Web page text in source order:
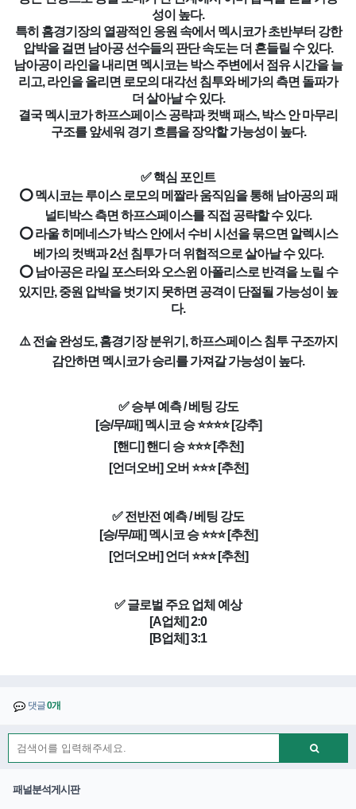
성이 높다.
특히 홈경기장의 열광적인 응원 속에서 멕시코가 초반부터 강한
압박을 걸면 남아공 선수들의 판단 속도는 더 흔들릴 수 있다.
남아공이 라인을 내리면 멕시코는 박스 주변에서 점유 시간을 늘
리고, 라인을 올리면 로모의 대각선 침투와 베가의 측면 돌파가
더 살아날 수 있다.
결국 멕시코가 하프스페이스 공략과 컷백 패스, 박스 안 마무리
구조를 앞세워 경기 흐름을 장악할 가능성이 높다.
✅ 핵심 포인트
⭕ 멕시코는 루이스 로모의 메짤라 움직임을 통해 남아공의 패
널티박스 측면 하프스페이스를 직접 공략할 수 있다.
⭕ 라울 히메네스가 박스 안에서 수비 시선을 묶으면 알렉시스
베가의 컷백과 2선 침투가 더 위협적으로 살아날 수 있다.
⭕ 남아공은 라일 포스터와 오스윈 아폴리스로 반격을 노릴 수
있지만, 중원 압박을 벗기지 못하면 공격이 단절될 가능성이 높
다.
⚠️ 전술 완성도, 홈경기장 분위기, 하프스페이스 침투 구조까지
감안하면 멕시코가 승리를 가져갈 가능성이 높다.
✅ 승부 예측 / 베팅 강도
[승/무/패] 멕시코 승 ⭐⭐⭐⭐ [강추]
[핸디] 핸디 승 ⭐⭐⭐ [추천]
[언더오버] 오버 ⭐⭐⭐ [추천]
✅ 전반전 예측 / 베팅 강도
[승/무/패] 멕시코 승 ⭐⭐⭐ [추천]
[언더오버] 언더 ⭐⭐⭐ [추천]
✅ 글로벌 주요 업체 예상
[A업체] 2:0
[B업체] 3:1
댓글0개
패널분석게시판